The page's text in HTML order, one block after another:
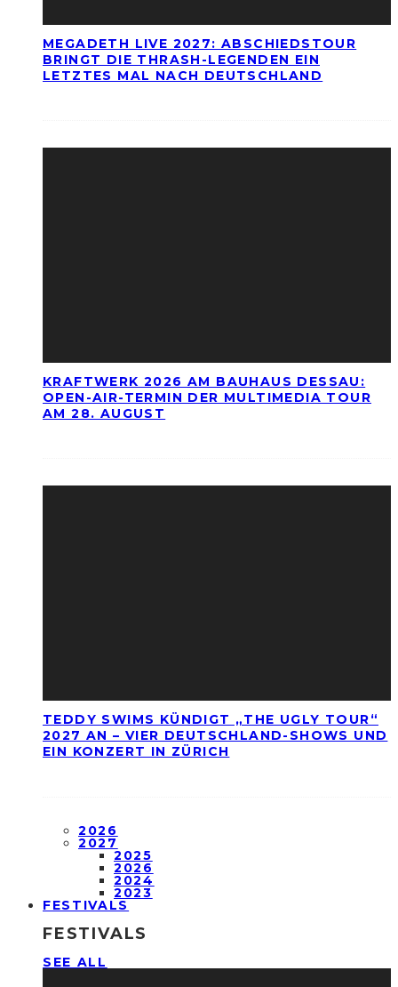
MEGADETH LIVE 2027: ABSCHIEDSTOUR
BRINGT DIE THRASH-LEGENDEN EIN
LETZTES MAL NACH DEUTSCHLAND
KRAFTWERK 2026 AM BAUHAUS DESSAU:
OPEN-AIR-TERMIN DER MULTIMEDIA TOUR
AM 28. AUGUST
TEDDY SWIMS KÜNDIGT „THE UGLY TOUR“
2027 AN – VIER DEUTSCHLAND-SHOWS UND
EIN KONZERT IN ZÜRICH
2026
2027
2025
2026
2024
2023
FESTIVALS
FESTIVALS
SEE ALL